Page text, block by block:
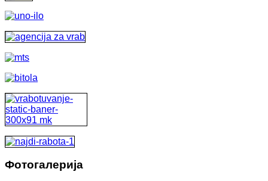
Фотогалерија